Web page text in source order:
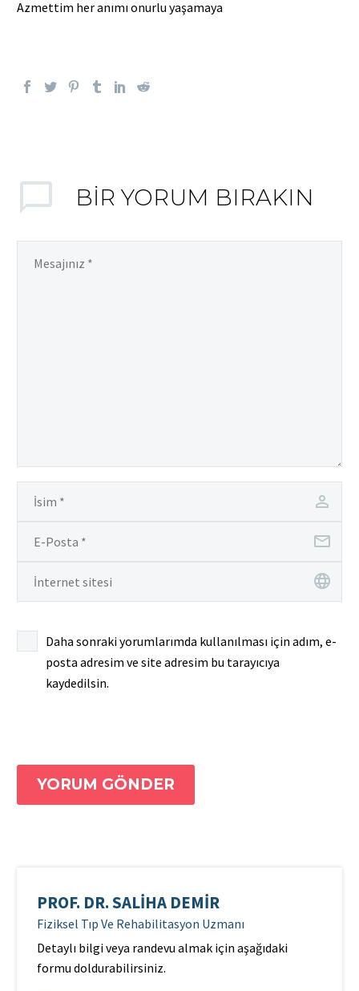
Azmettim her anımı onurlu yaşamaya
BIR YORUM BIRAKIN
Daha sonraki yorumlarımda kullanılması için adım, e-
posta adresim ve site adresim bu tarayıcıya
kaydedilsin.
YORUM GÖNDER
PROF. DR. SALIHA DEMIR
Fiziksel Tıp Ve Rehabilitasyon Uzmanı
Detaylı bilgi veya randevu almak için aşağıdaki
formu doldurabilirsiniz.